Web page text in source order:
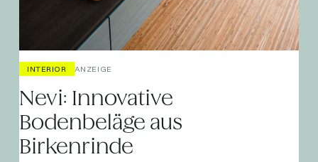
INTERIOR ANZEIGE
Nevi: Innovative
Bodenbeläge aus
Birkenrinde